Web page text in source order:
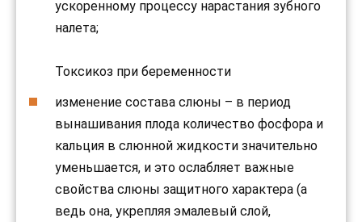
ускоренному процессу нарастания зубного
налета;
Токсикоз при беременности
изменение состава слюны – в период
вынашивания плода количество фосфора и
кальция в слюнной жидкости значительно
уменьшается, и это ослабляет важные
свойства слюны защитного характера (а
ведь она, укрепляя эмалевый слой,